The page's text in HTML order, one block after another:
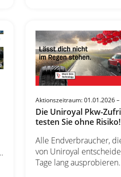
nach dem Kauf unter:
laden Sie Ihren Kaufbeleg
sichern Sie erhalten
Reifengarantie per E-
Aktionszeitraum: 01.01.2026
Die Uniroyal Pkw-
testen Sie ohne
Alle Endverbraucher,
von Uniroyal
Tage lang ausprobieren. 💸 Nicht zufrieden?